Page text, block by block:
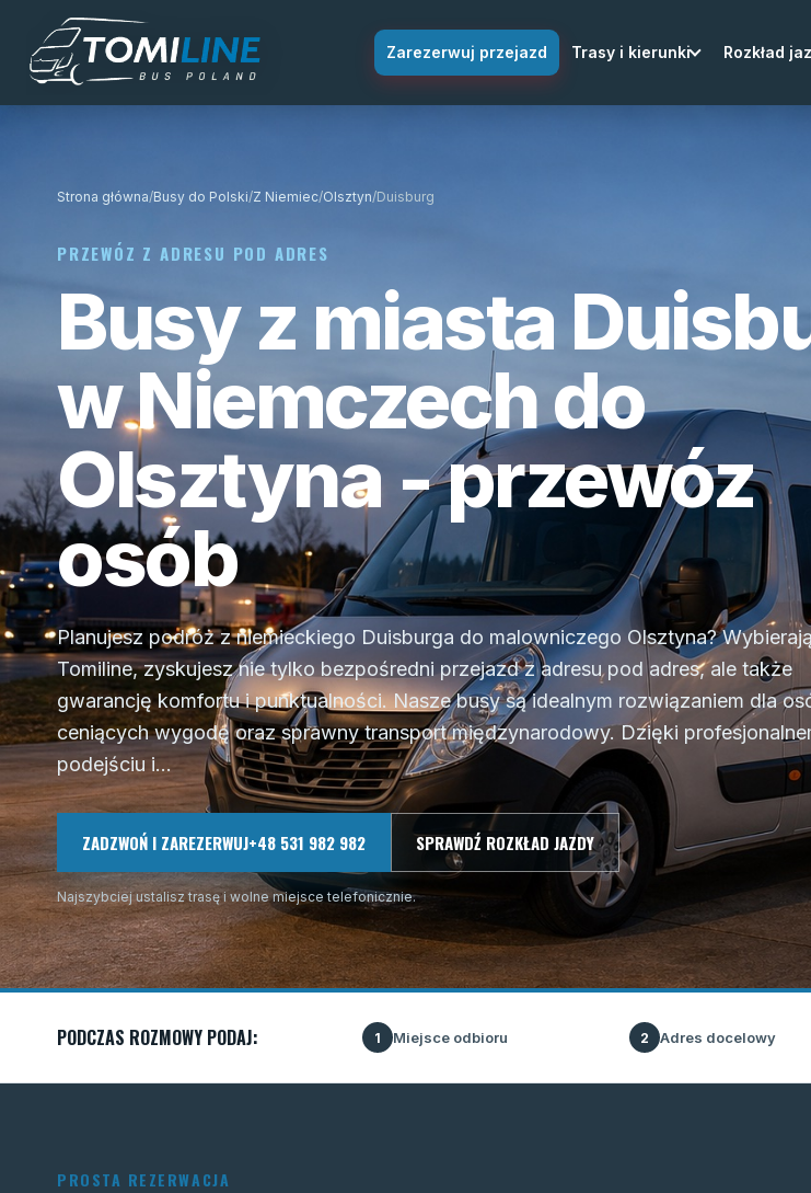
Przejdź do treści
Zarezerwuj przejazd Trasy i kierunki Rozkład
Strona główna/Busy do Polski/Z Niemiec/Olsztyn/Duisburg
PRZEWÓZ Z ADRESU POD ADRES
Busy z miasta
w Niemczech do
Olsztyna - przewóz
osób
Planujesz podróż z niemieckiego Duisburga do malowniczego Olsztyna?
Tomiline, zyskujesz nie tylko bezpośredni przejazd z adresu pod adres, ale także
gwarancję komfortu i punktualności. Nasze busy są idealnym rozwiązaniem dla
ceniących wygodę oraz sprawny transport międzynarodowy. Dzięki
podejściu i...
ZADZWOŃ I ZAREZERWUJ+48 531 982 982 SPRAWDŹ ROZKŁAD JAZDY
Najszybciej ustalisz trasę i wolne miejsce telefonicznie.
PODCZAS ROZMOWY PODAJ: 1 Miejsce odbioru 2 Adres docelowy
PROSTA REZERWACJA